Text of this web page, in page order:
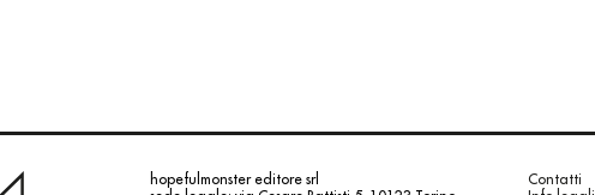
hopefulmonster editore srl
Contatti